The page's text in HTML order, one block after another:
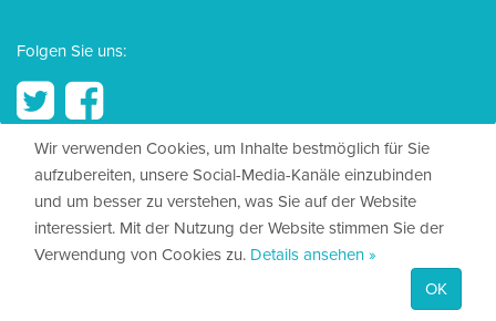
Folgen Sie uns:
© 2026, Mallorca Immobilien Guide
Impressum
Wir verwenden Cookies, um Inhalte bestmöglich für Sie
aufzubereiten, unsere Social-Media-Kanäle einzubinden
und um besser zu verstehen, was Sie auf der Website
interessiert. Mit der Nutzung der Website stimmen Sie der
Verwendung von Cookies zu. Details ansehen »
OK